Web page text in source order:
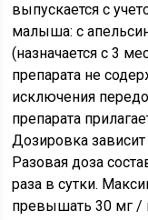
выпускается с
малыша: с
(назначается с 3
препарата не
исключения
препарата
Дозировка зависит
Разовая доза
раза в сутки.
превышать 30 мг /